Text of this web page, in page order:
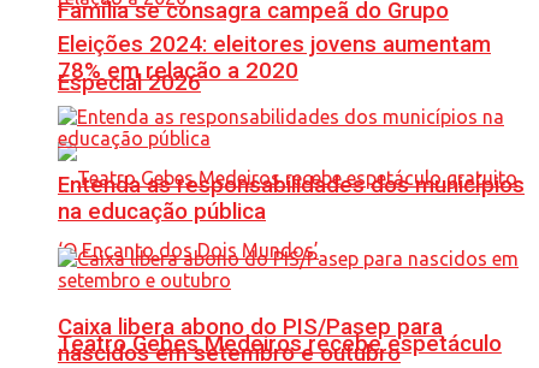
Família se consagra campeã do Grupo
Especial 2026
Teatro Gebes Medeiros recebe espetáculo
Eleições 2024: eleitores jovens aumentam
78% em relação a 2020
Entenda as responsabilidades dos municípios
na educação pública
Caixa libera abono do PIS/Pasep para
nascidos em setembro e outubro